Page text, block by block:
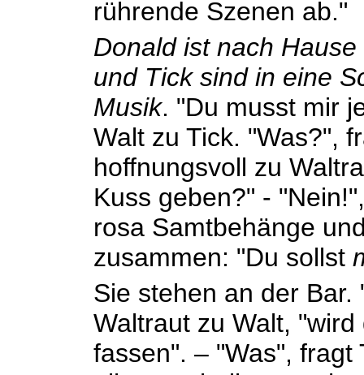
rührende Szenen ab."
Donald ist nach
und Tick sind in eine
Musik. "Du musst mir
Walt zu Tick. "Was?",
hoffnungsvoll zu
Kuss geben?" -
rosa Samtbehänge
zusammen: "Du sollst
Sie stehen an der
Waltraut zu Walt,
fassen". – "Was",